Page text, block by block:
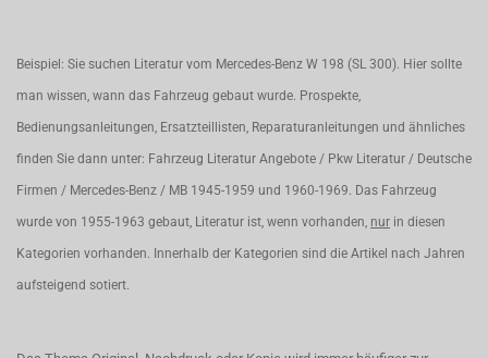
Beispiel: Sie suchen Literatur vom Mercedes-Benz W 198 (SL 300). Hier sollte
man wissen, wann das Fahrzeug gebaut wurde. Prospekte,
Bedienungsanleitungen, Ersatzteillisten, Reparaturanleitungen und ähnliches
finden Sie dann unter: Fahrzeug Literatur Angebote / Pkw Literatur / Deutsche
Firmen / Mercedes-Benz / MB 1945-1959 und 1960-1969. Das Fahrzeug
wurde von 1955-1963 gebaut, Literatur ist, wenn vorhanden, nur in diesen
Kategorien vorhanden. Innerhalb der Kategorien sind die Artikel nach Jahren
aufsteigend sotiert.